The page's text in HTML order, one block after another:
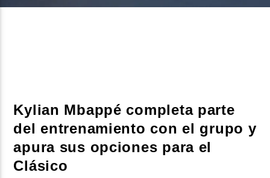
Kylian Mbappé completa parte
del entrenamiento con el grupo y
apura sus opciones para el
Clásico